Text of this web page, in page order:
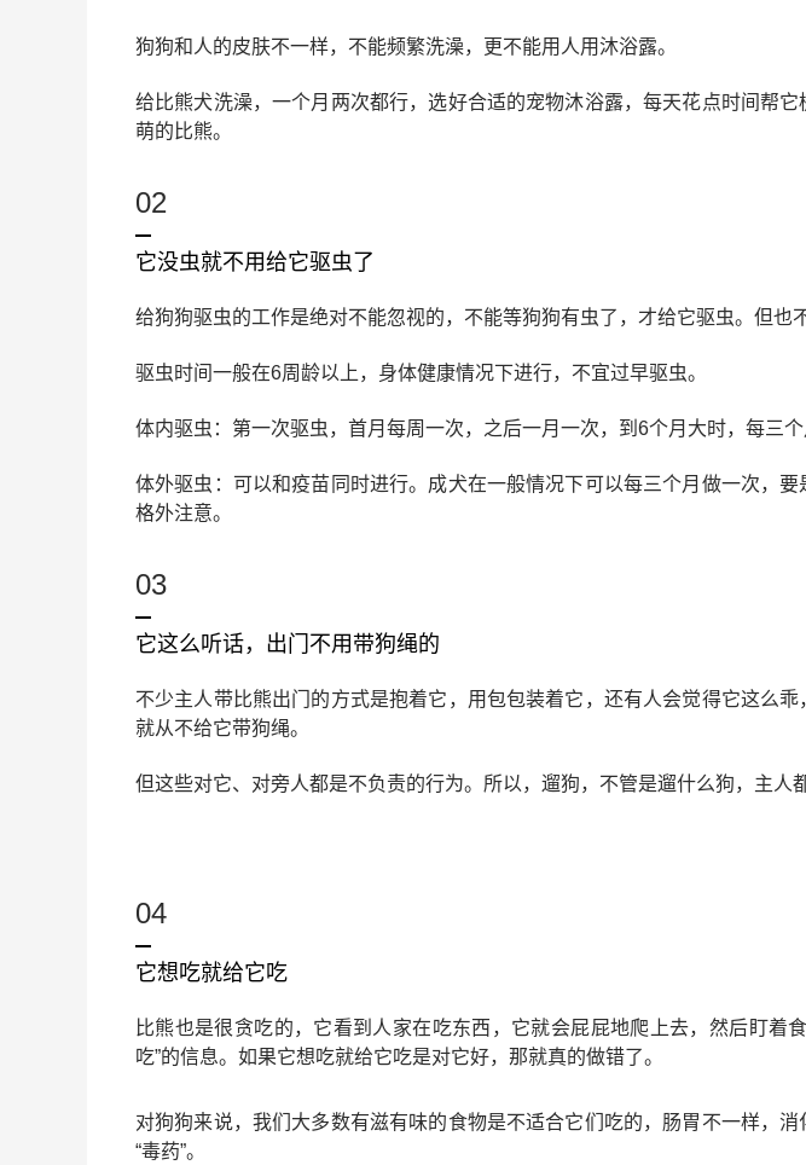
狗狗和人的皮肤不一样，不能频繁洗澡，更不能用人用沐浴露。
给比熊犬洗澡，一个月两次都行，选好合适的宠物沐浴露，每天花点时间帮
萌的比熊。
02
它没虫就不用给它驱虫了
给狗狗驱虫的工作是绝对不能忽视的，不能等狗狗有虫了，才给它驱虫。但也
驱虫时间一般在6周龄以上，身体健康情况下进行，不宜过早驱虫。
体内驱虫：第一次驱虫，首月每周一次，之后一月一次，到6个月大时，每三
体外驱虫：可以和疫苗同时进行。成犬在一般情况下可以每三个月做一次，
格外注意。
03
它这么听话，出门不用带狗绳的
不少主人带比熊出门的方式是抱着它，用包包装着它，还有人会觉得它这么乖
就从不给它带狗绳。
但这些对它、对旁人都是不负责的行为。所以，遛狗，不管是遛什么狗，主人
04
它想吃就给它吃
比熊也是很贪吃的，它看到人家在吃东西，它就会屁屁地爬上去，然后盯着
吃”的信息。如果它想吃就给它吃是对它好，那就真的做错了。
对狗狗来说，我们大多数有滋有味的食物是不适合它们吃的，肠胃不一样，
“毒药”。